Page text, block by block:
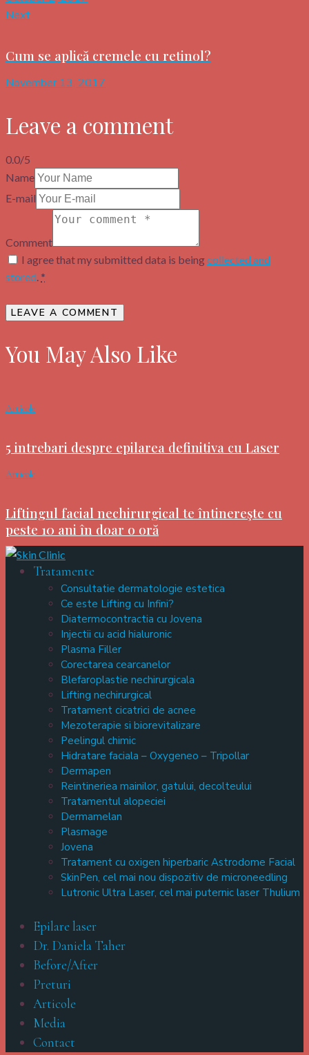
Next
Cum se aplică cremele cu retinol?
November 13, 2017
Leave a comment
0.0/5
Name
E-mail
Comment
I agree that my submitted data is beingcollected and
stored *
You May Also Like
Articole
5 intrebari despre epilarea definitiva cu Laser
Articole
Liftingul facial nechirurgical te întinereşte cu
peste 10 ani în doar o oră
Tratamente
Consultatie dermatologie estetica
Ce este Lifting cu Infini?
Diatermocontractia cu Jovena
Injectii cu acid hialuronic
Plasma Filler
Corectarea cearcanelor
Blefaroplastie nechirurgicala
Lifting nechirurgical
Tratament cicatrici de acnee
Mezoterapie si biorevitalizare
Peelingul chimic
Hidratare faciala – Oxygeneo – Tripollar
Dermapen
Reintineriea mainilor, gatului, decolteului
Tratamentul alopeciei
Dermamelan
Plasmage
Jovena
Tratament cu oxigen hiperbaric Astrodome Facial
SkinPen, cel mai nou dispozitiv de microneedling
Lutronic Ultra Laser, cel mai puternic laser Thulium
Epilare laser
Dr. Daniela Taher
Before/After
Preturi
Articole
Media
Contact